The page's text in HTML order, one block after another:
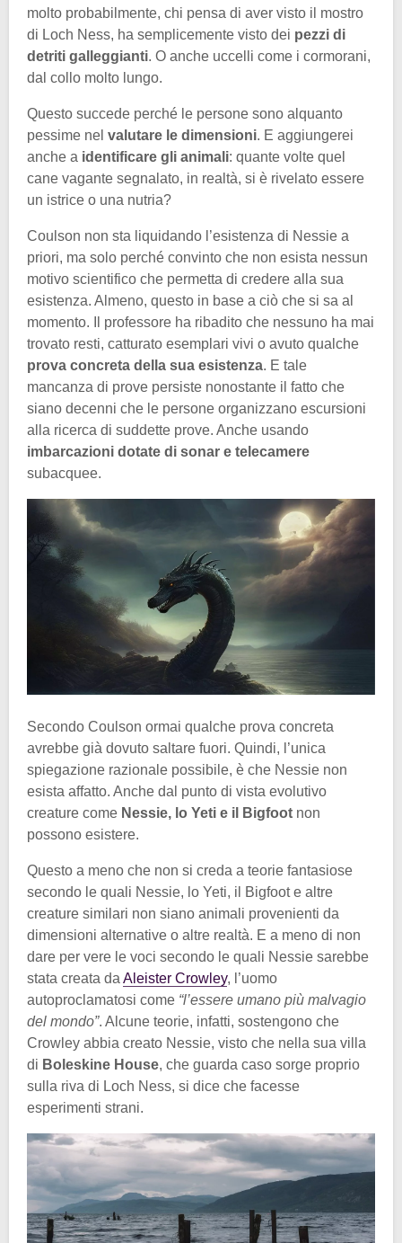
molto probabilmente, chi pensa di aver visto il mostro
di Loch Ness, ha semplicemente visto dei pezzi di
detriti galleggianti. O anche uccelli come i cormorani,
dal collo molto lungo.
Questo succede perché le persone sono alquanto
pessime nel valutare le dimensioni. E aggiungerei
anche a identificare gli animali: quante volte quel
cane vagante segnalato, in realtà, si è rivelato essere
un istrice o una nutria?
Coulson non sta liquidando l’esistenza di Nessie a
priori, ma solo perché convinto che non esista nessun
motivo scientifico che permetta di credere alla sua
esistenza. Almeno, questo in base a ciò che si sa al
momento. Il professore ha ribadito che nessuno ha mai
trovato resti, catturato esemplari vivi o avuto qualche
prova concreta della sua esistenza. E tale
mancanza di prove persiste nonostante il fatto che
siano decenni che le persone organizzano escursioni
alla ricerca di suddette prove. Anche usando
imbarcazioni dotate di sonar e telecamere
subacquee.
Secondo Coulson ormai qualche prova concreta
avrebbe già dovuto saltare fuori. Quindi, l’unica
spiegazione razionale possibile, è che Nessie non
esista affatto. Anche dal punto di vista evolutivo
creature come Nessie, lo Yeti e il Bigfoot non
possono esistere.
Questo a meno che non si creda a teorie fantasiose
secondo le quali Nessie, lo Yeti, il Bigfoot e altre
creature similari non siano animali provenienti da
dimensioni alternative o altre realtà. E a meno di non
dare per vere le voci secondo le quali Nessie sarebbe
stata creata da Aleister Crowley, l’uomo
autoproclamatosi come “l’essere umano più malvagio
del mondo”. Alcune teorie, infatti, sostengono che
Crowley abbia creato Nessie, visto che nella sua villa
di Boleskine House, che guarda caso sorge proprio
sulla riva di Loch Ness, si dice che facesse
esperimenti strani.